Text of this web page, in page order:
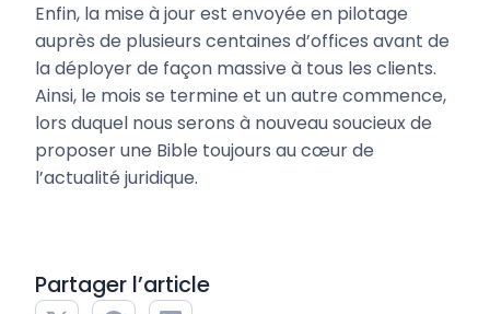
Partager l’article
Enfin, la mise à jour est envoyée en pilotage
auprès de plusieurs centaines d’offices avant de
la déployer de façon massive à tous les clients.
Ainsi, le mois se termine et un autre commence,
lors duquel nous serons à nouveau soucieux de
proposer une Bible toujours au cœur de
l’actualité juridique.